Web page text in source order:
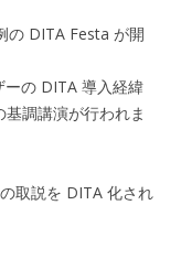
の DITA Festa が開
の DITA 導入経緯
調講演が行われま
取説を DITA 化され